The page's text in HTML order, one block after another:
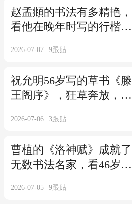
赵孟頫的书法有多精艳，
看他在晚年时写的行楷
2026-07-07 9跟贴
祝允明56岁写的草书《滕
王阁序》，狂草奔放，引
2026-07-06 3跟贴
曹植的《洛神赋》成就了
无数书法名家，看46岁赵
击！
2026-07-05 9跟贴